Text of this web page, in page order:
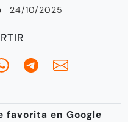
24/10/2025
favorita en Google